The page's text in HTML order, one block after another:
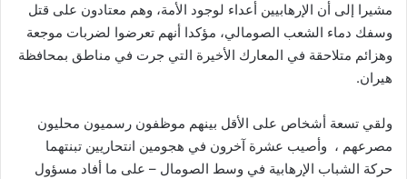
مشيرا إلى أن الإرهابيين أعداء لوجود الأمة، وهم معتادون على قتل
وسفك دماء الشعب الصومالي، مؤكدا أنهم تعرضوا لضربات موجعة
وهزائم متلاحقة في المعارك الأخيرة التي جرت في مناطق بمحافظة
هيران.
ولقي تسعة أشخاص على الأقل بينهم موظفون رسميون محليون
مصرعهم ، وأصيب عشرة آخرون في هجومين انتحاريين تبنتهما
حركة الشباب الإرهابية في وسط الصومال – على ما أفاد مسؤول